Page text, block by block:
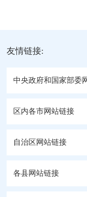
友情链接:
中央政府和国家部委
区内各市网站链接
自治区网站链接
各县网站链接